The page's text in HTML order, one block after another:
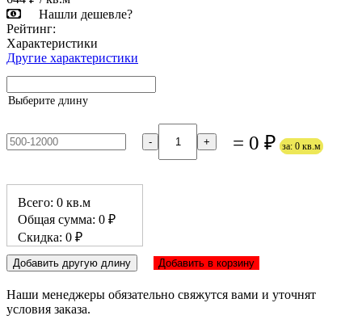
Нашли дешевле?
Рейтинг:
Характеристики
Другие характеристики
Выберите длину
- + = 0 ₽ за: 0 кв.м
Всего: 0 кв.м
Общая сумма: 0 ₽
Скидка: 0 ₽
Добавить другую длину Добавить в корзину
Наши менеджеры обязательно свяжутся вами и уточнят
условия заказа.